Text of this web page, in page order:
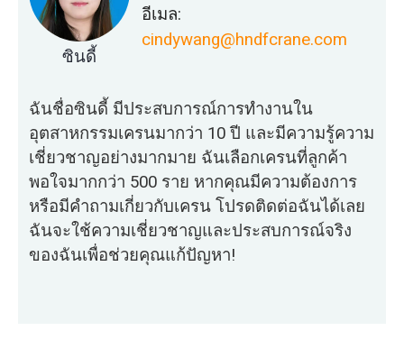
ซินดี้
อีเมล:
cindywang@hndfcrane.com
ฉันชื่อซินดี้ มีประสบการณ์การทำงานใน
อุตสาหกรรมเครนมากว่า 10 ปี และมีความรู้ความ
เชี่ยวชาญอย่างมากมาย ฉันเลือกเครนที่ลูกค้า
พอใจมากกว่า 500 ราย หากคุณมีความต้องการ
หรือมีคำถามเกี่ยวกับเครน โปรดติดต่อฉันได้เลย
ฉันจะใช้ความเชี่ยวชาญและประสบการณ์จริง
ของฉันเพื่อช่วยคุณแก้ปัญหา!